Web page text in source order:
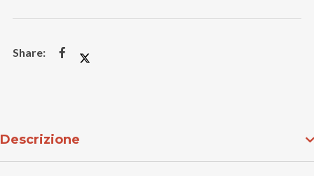
Descrizione